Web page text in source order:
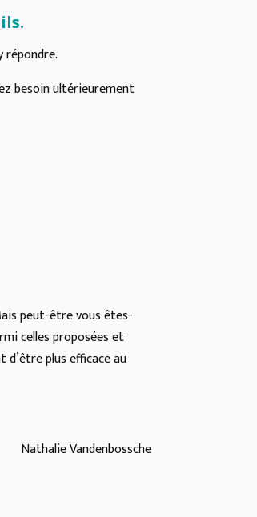
répondre.
besoin ultérieurement
peut-être vous êtes-
celles proposées et
plus efficace au
Nathalie Vandenbossche